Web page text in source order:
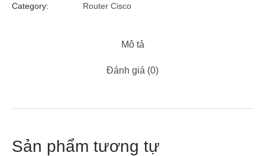
Category: Router Cisco
Mô tả
Đánh giá (0)
Sản phẩm tương tự